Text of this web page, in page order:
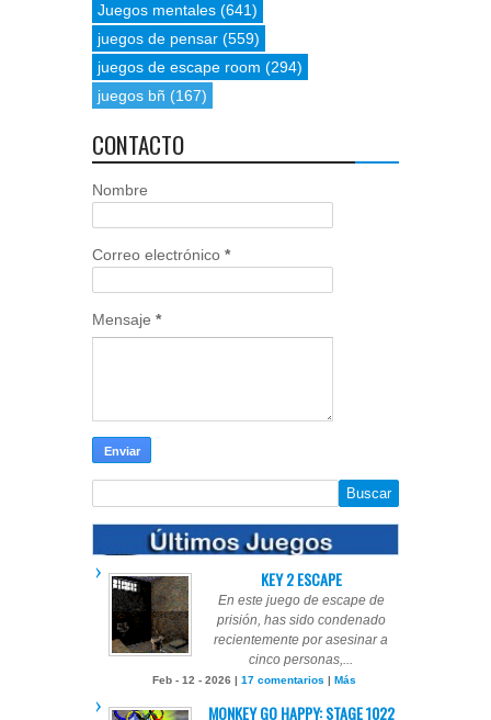
Juegos mentales (641)
juegos de pensar (559)
juegos de escape room (294)
juegos bñ (167)
CONTACTO
Nombre
Correo electrónico *
Mensaje *
KEY 2 ESCAPE
En este juego de escape de
prisión, has sido condenado
recientemente por asesinar a
cinco personas,...
Feb - 12 - 2026 | 17 comentarios | Más
MONKEY GO HAPPY: STAGE 1022